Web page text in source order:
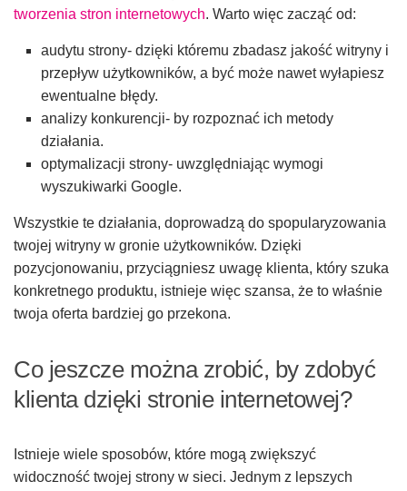
tworzenia stron internetowych. Warto więc zacząć od:
audytu strony- dzięki któremu zbadasz jakość witryny i
przepływ użytkowników, a być może nawet wyłapiesz
ewentualne błędy.
analizy konkurencji- by rozpoznać ich metody
działania.
optymalizacji strony- uwzględniając wymogi
wyszukiwarki Google.
Wszystkie te działania, doprowadzą do spopularyzowania
twojej witryny w gronie użytkowników. Dzięki
pozycjonowaniu, przyciągniesz uwagę klienta, który szuka
konkretnego produktu, istnieje więc szansa, że to właśnie
twoja oferta bardziej go przekona.
Co jeszcze można zrobić, by zdobyć
klienta dzięki stronie internetowej?
Istnieje wiele sposobów, które mogą zwiększyć
widoczność twojej strony w sieci. Jednym z lepszych